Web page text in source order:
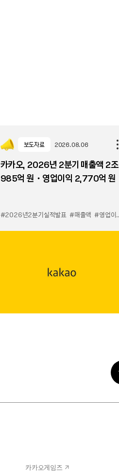
보도자료 2026.08.06
카카오, 2026년 2분기 매출액 2조
985억 원・영업이익 2,770억 원
#2026년2분기실적발표 #매출액 #영업이익
카카오게임즈